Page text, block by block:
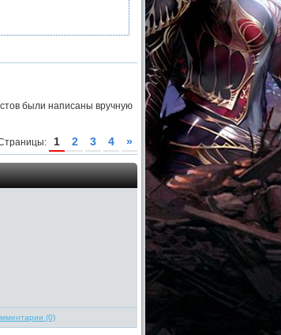
были написаны вручную
1 2 3 4 »
(0)